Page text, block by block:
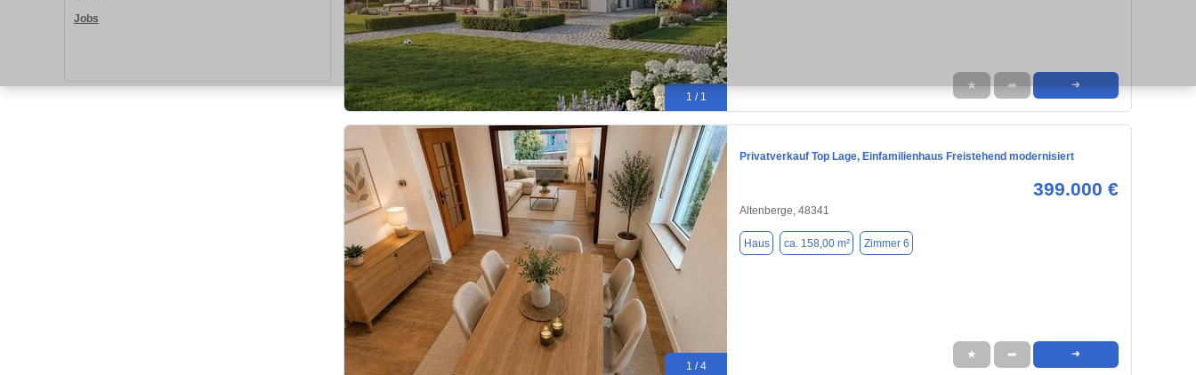
Jobs
1 / 1
★ ➦ ➜
1 / 4
Privatverkauf Top Lage, Einfamilienhaus Freistehend modernisiert
399.000 €
Altenberge, 48341
Haus ca. 158,00 m² Zimmer 6
★ ➦ ➜